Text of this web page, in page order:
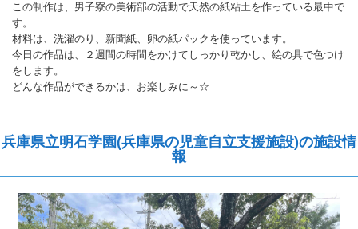
この制作は、男子寮の美術部の活動で天然の紙粘土を作っている最中で
す。
材料は、洗濯のり、新聞紙、卵の紙パックを使っています。
今日の作品は、２週間の時間をかけてしっかり乾かし、絵の具で色つけ
をします。
どんな作品ができるかは、お楽しみに～☆
兵庫県立明石学園(兵庫県の児童自立支援施設)の施設情
報